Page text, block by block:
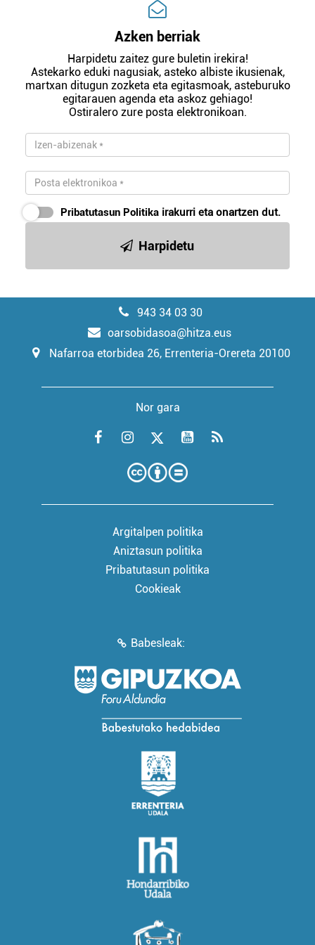
Azken berriak
Harpidetu zaitez gure buletin irekira!
Astekarko eduki nagusiak, asteko albiste ikusienak,
martxan ditugun zozketa eta egitasmoak, asteburuko
egitarauen agenda eta askoz gehiago!
Ostiralero zure posta elektronikoan.
Pribatutasun Politika irakurri eta onartzen dut.
Harpidetu
943 34 03 30
oarsobidasoa@hitza.eus
Nafarroa etorbidea 26, Errenteria-Orereta 20100
Nor gara
Argitalpen politika
Aniztasun politika
Pribatutasun politika
Cookieak
Babesleak: